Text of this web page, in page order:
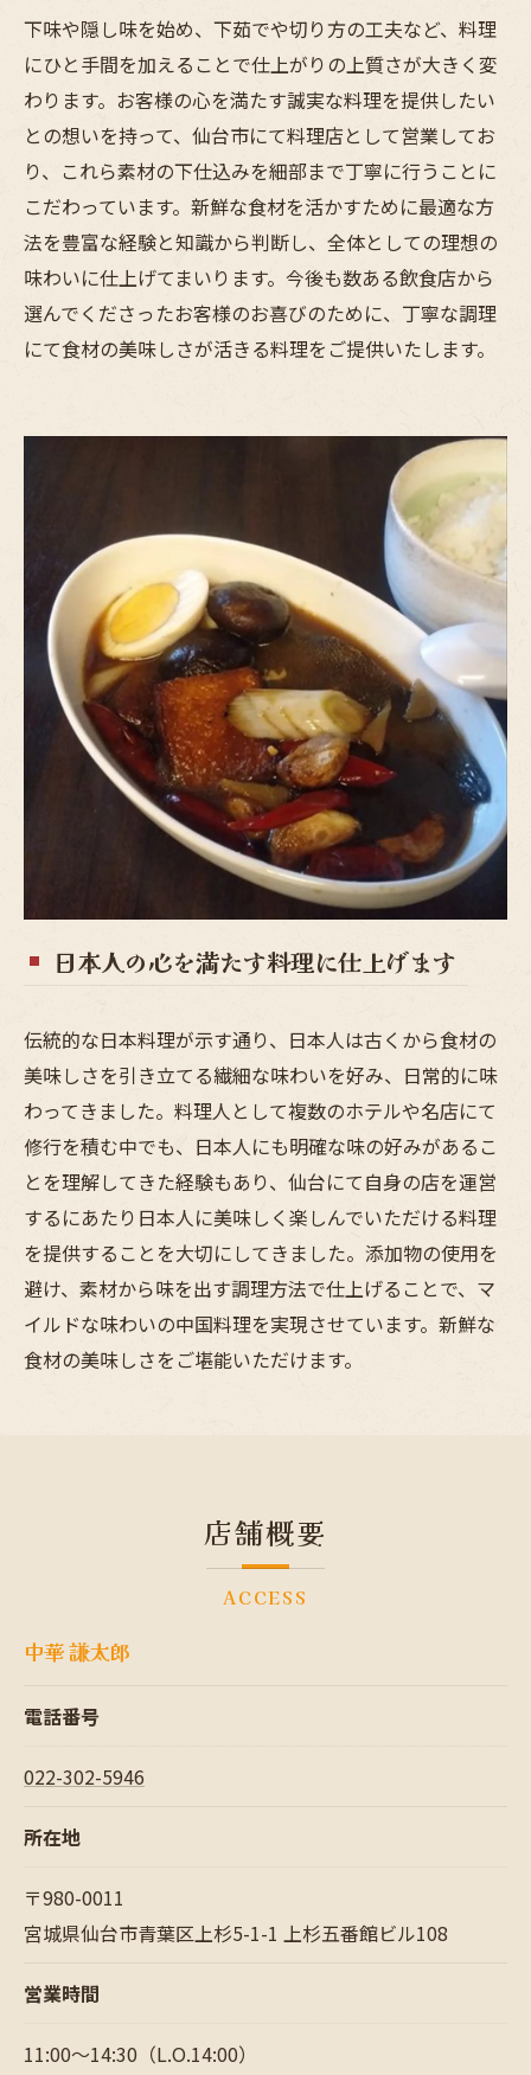
下味や隠し味を始め、下茹でや切り方の工夫など、料理
にひと手間を加えることで仕上がりの上質さが大きく変
わります。お客様の心を満たす誠実な料理を提供したい
との想いを持って、仙台市にて料理店として営業してお
り、これら素材の下仕込みを細部まで丁寧に行うことに
こだわっています。新鮮な食材を活かすために最適な方
法を豊富な経験と知識から判断し、全体としての理想の
味わいに仕上げてまいります。今後も数ある飲食店から
選んでくださったお客様のお喜びのために、丁寧な調理
にて食材の美味しさが活きる料理をご提供いたします。
日本人の心を満たす料理に仕上げます
伝統的な日本料理が示す通り、日本人は古くから食材の
美味しさを引き立てる繊細な味わいを好み、日常的に味
わってきました。料理人として複数のホテルや名店にて
修行を積む中でも、日本人にも明確な味の好みがあるこ
とを理解してきた経験もあり、仙台にて自身の店を運営
するにあたり日本人に美味しく楽しんでいただける料理
を提供することを大切にしてきました。添加物の使用を
避け、素材から味を出す調理方法で仕上げることで、マ
イルドな味わいの中国料理を実現させています。新鮮な
食材の美味しさをご堪能いただけます。
店舗概要
ACCESS
中華 謙太郎
電話番号
022-302-5946
所在地
〒980-0011
宮城県仙台市青葉区上杉5-1-1 上杉五番館ビル108
営業時間
11:00～14:30（L.O.14:00）